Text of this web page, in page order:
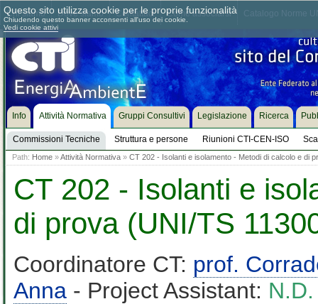
Chi siamo Dove siamo Contattaci Come associarsi
Info Attività Normativa
Commissioni Tecniche Struttura e persone Riunioni CTI-CEN-ISO
Gruppi Consultivi Legislazione Ricerca
Path: Home »Attività Normativa » CT 202 - Isolanti e isolamento - Metodi di calcolo e di
CT 202 - Isolanti e
di prova (UNI/TS
Coordinatore CT: prof.
Anna - Project Assistant: N.D.
Questo sito utilizza cookie per le proprie funzionalità
Chiudendo questo banner acconsenti all'uso dei cookie.
Vedi cookie attivi